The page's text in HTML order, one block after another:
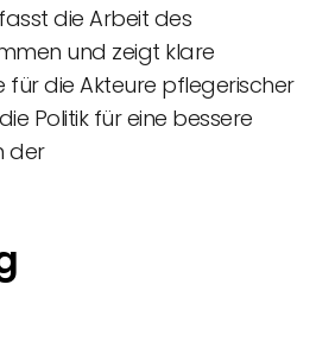
die Arbeit des
und zeigt klare
für die Akteure pflegerischer
Politik für eine bessere
der